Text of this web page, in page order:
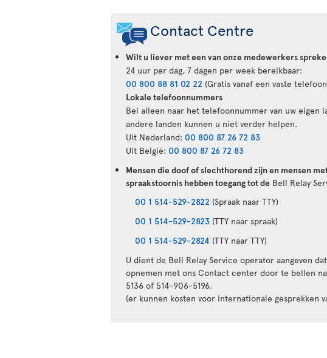
Contact Centre
Wilt u liever met een van onze medewerkers
24 uur per dag, 7 dagen per week bereikbaar:
00 800 88 81 02 22 (Gratis vanaf een vaste
Lokale telefoonnummers
Bel alleen naar het telefoonnummer van uw eigen
andere landen kunnen u niet verder helpen.
Uit Nederland: 00 800 87 26 72 83
Uit België: 00 800 87 26 72 83
Mensen die doof of slechthorend zijn en mensen
spraakstoornis hebben toegang tot de Bell Relay
00 1 514-529-2822 (Spraak naar TTY)
00 1 514-529-2823 (TTY naar spraak)
00 1 514-529-2824 (TTY naar TTY)
U dient de Bell Relay Service operator aangeven
opnemen met ons Contact center door te bellen
5136 of 514-906-5196.
(er kunnen kosten voor internationale gesprekken